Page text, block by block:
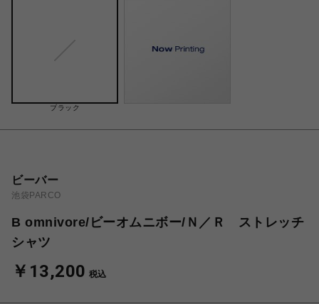
ブラック
ビーバー
池袋PARCO
B omnivore/ビーオムニボー/Ｎ／Ｒ ストレッチ
シャツ
￥13,200 税込